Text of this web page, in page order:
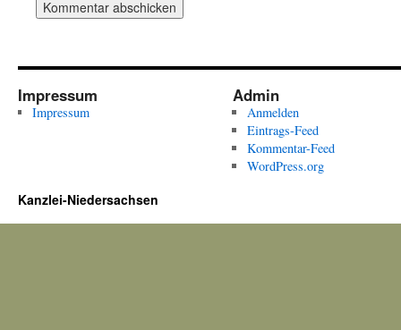
Impressum
Impressum
Admin
Anmelden
Eintrags-Feed
Kommentar-Feed
WordPress.org
Kanzlei-Niedersachsen